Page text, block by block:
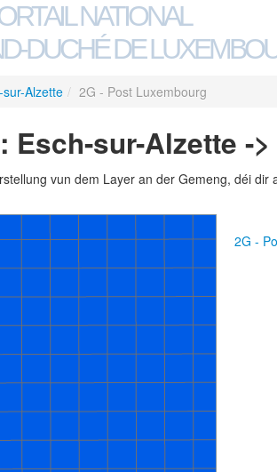
NATIONAL
DUCHÉ DE
sur-Alzette / 2G - Post Luxembourg
Esch-sur-Alzette -
vun dem Layer an der Gemeng, déi
2G -